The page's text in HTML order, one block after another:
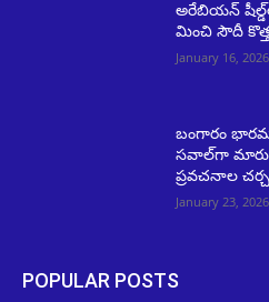
అరేబియన్
మించి సౌదీ
January 16,
బంగారం
సవాల్‌గా
ప్రవచనాల
January 23,
POPULAR POSTS